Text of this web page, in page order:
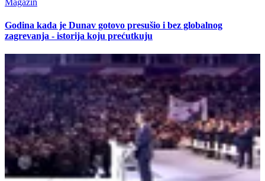
Godina kada je Dunav gotovo presušio i bez globalnog
zagrevanja - istorija koju prećutkuju